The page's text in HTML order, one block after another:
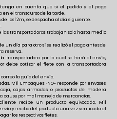
en cuenta que si el pedido y el pago
en el transcurso de la tarde.
las 12m, se despacha al día siguiente.
las transportadoras trabajan solo hasta medio
un día para otro sí se realizó el pago antes de
reserva.
transportadora por la cual se hará el envío,
debe cotizar el flete con la transportadora
correo la guía del envío.
Mil Empaques «NO» responde por envases
cajas armadas o productos de madera
cause por mal manejo de mercancías.
recibe un producto equivocado, Mil
y recibo del producto una vez verificado el
los respectivos fletes.